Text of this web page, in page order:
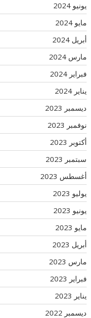
يونيو 2024
مايو 2024
أبريل 2024
مارس 2024
فبراير 2024
يناير 2024
ديسمبر 2023
نوفمبر 2023
أكتوبر 2023
سبتمبر 2023
أغسطس 2023
يوليو 2023
يونيو 2023
مايو 2023
أبريل 2023
مارس 2023
فبراير 2023
يناير 2023
ديسمبر 2022